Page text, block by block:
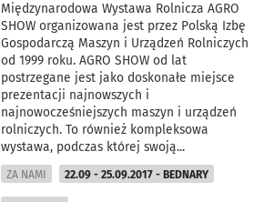
Międzynarodowa Wystawa Rolnicza AGRO
SHOW organizowana jest przez Polską Izbę
Gospodarczą Maszyn i Urządzeń Rolniczych
od 1999 roku. AGRO SHOW od lat
postrzegane jest jako doskonałe miejsce
prezentacji najnowszych i
najnowocześniejszych maszyn i urządzeń
rolniczych. To również kompleksowa
wystawa, podczas której swoją...
ZA NAMI 22.09 - 25.09.2017 - BEDNARY